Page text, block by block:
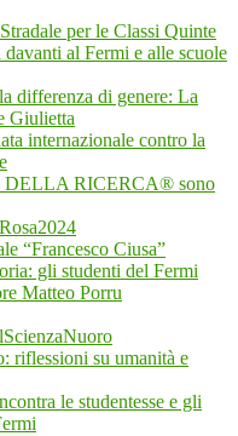
per le Classi Quinte
al Fermi e alle scuole
differenza di genere: La
Giulietta
internazionale contro la
RICERCA® sono
“Francesco Ciusa”
gli studenti del Fermi
Matteo Porru
riflessioni su umanità e
le studentesse e gli